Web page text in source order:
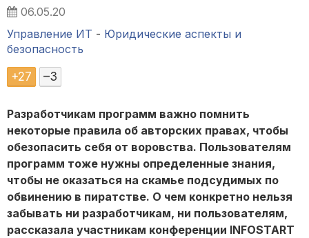
06.05.20
Управление ИТ - Юридические аспекты и
безопасность
+27 –3
Разработчикам программ важно помнить
некоторые правила об авторских правах, чтобы
обезопасить себя от воровства. Пользователям
программ тоже нужны определенные знания,
чтобы не оказаться на скамье подсудимых по
обвинению в пиратстве. О чем конкретно нельзя
забывать ни разработчикам, ни пользователям,
рассказала участникам конференции INFOSTART